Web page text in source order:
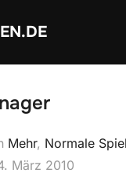
Mehr, Normale
März 2010